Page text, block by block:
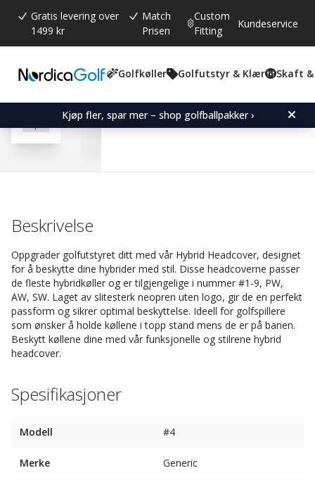
Gratis levering over
1499 kr
Match
Prisen
Custom
Fitting
Kundeservice
Golfkøller Golfutstyr & Klær Skaft &
Kjøp fler, spar mer – shop golfballpakker ›
Gjennomsnittskarakter:
4.0 (stemmer:
23)
Hybrid Headcover-
Beskrivelse
Oppgrader golfutstyret ditt med vår Hybrid Headcover, designet
for å beskytte dine hybrider med stil. Disse headcoverne passer
de fleste hybridkøller og er tilgjengelige i nummer #1-9, PW,
AW, SW. Laget av slitesterk neopren uten logo, gir de en perfekt
passform og sikrer optimal beskyttelse. Ideell for golfspillere
som ønsker å holde køllene i topp stand mens de er på banen.
Beskytt køllene dine med vår funksjonelle og stilrene hybrid
headcover.
Spesifikasjoner
Modell #4
Merke Generic